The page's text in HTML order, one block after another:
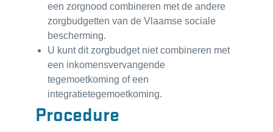
een zorgnood combineren met de andere
zorgbudgetten van de Vlaamse sociale
bescherming.
U kunt dit zorgbudget niet combineren met
een inkomensvervangende
tegemoetkoming of een
integratietegemoetkoming.
Procedure